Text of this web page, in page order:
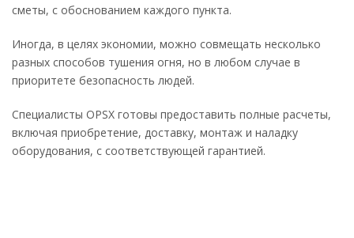
сметы, с обоснованием каждого пункта.
Иногда, в целях экономии, можно совмещать несколько
разных способов тушения огня, но в любом случае в
приоритете безопасность людей.
Специалисты OPSX готовы предоставить полные расчеты,
включая приобретение, доставку, монтаж и наладку
оборудования, с соответствующей гарантией.